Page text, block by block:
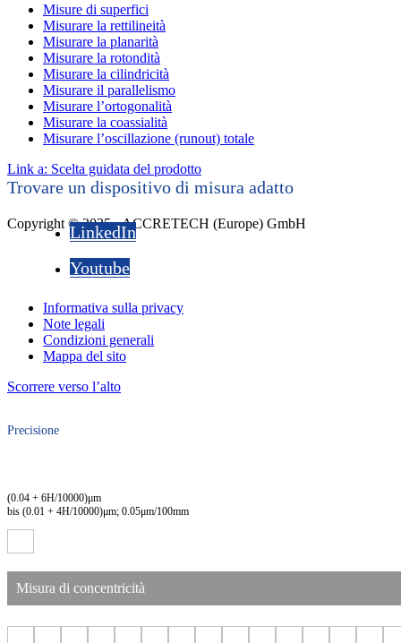
Misure di superfici
Misurare la rettilineità
Misurare la planarità
Misurare la rotondità
Misurare la cilindricità
Misurare il parallelismo
Misurare l’ortogonalità
Misurare la coassialità
Misurare l’oscillazione (runout) totale
Link a: Scelta guidata del prodotto
Trovare un dispositivo di misura adatto
Copyright © 2025 - ACCRETECH (Europe) GmbH
LinkedIn
Youtube
Informativa sulla privacy
Note legali
Condizioni generali
Mappa del sito
Scorrere verso l’alto
Precisione
(0.04 + 6H/10000)μm
bis (0.01 + 4H/10000)μm; 0.05μm/100mm
Misura di concentricità